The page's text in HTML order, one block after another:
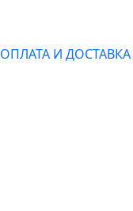
ОПЛАТА И ДОСТАВКА